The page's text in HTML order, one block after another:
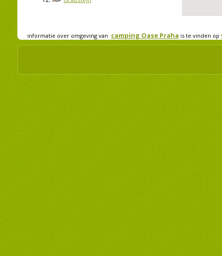
informatie over omgeving van camping Oase Praha is te vinden op